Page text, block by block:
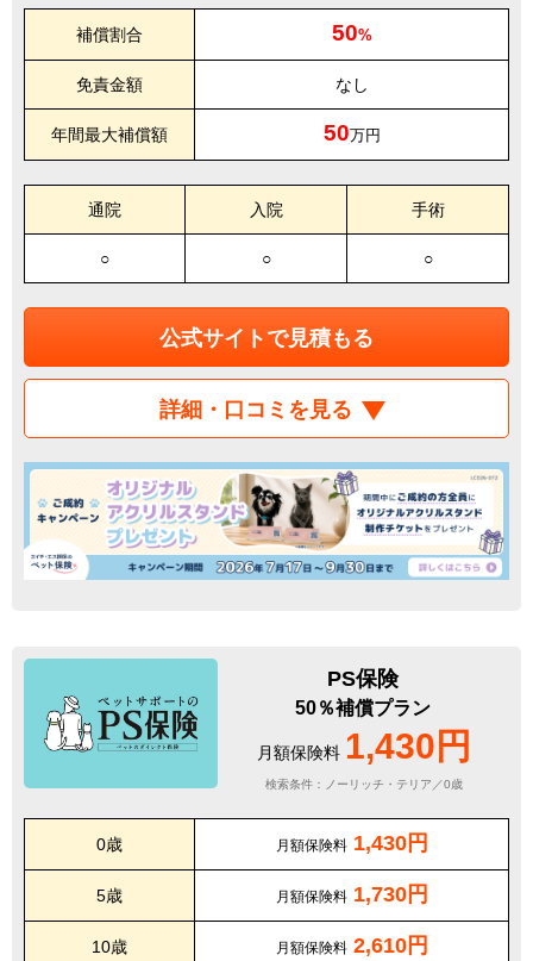
補償割合 50%
免責金額 なし
年間最大補償額 50万円
通院 入院 手術
○ ○ ○
公式サイトで見積もる
詳細・口コミを見る
PS保険
50％補償プラン
月額保険料 1,430円
検索条件：ノーリッチ・テリア／0歳
0歳 月額保険料 1,430円
5歳 月額保険料 1,730円
10歳 月額保険料 2,610円